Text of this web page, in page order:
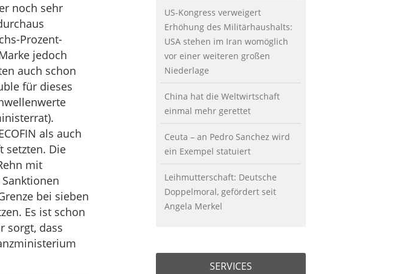
noch sehr
Prozent-
jedoch
auch schon
für dieses
als auch
setzten. Die
mit
bei sieben
Es ist schon
sorgt, dass
US-Kongress verweigert
Erhöhung des Militärhaushalts:
USA stehen im Iran womöglich
vor einer weiteren großen
Niederlage
China hat die Weltwirtschaft
einmal mehr gerettet
Ceuta – an Pedro Sanchez wird
ein Exempel statuiert
Leihmutterschaft: Deutsche
Doppelmoral, gefördert seit
Angela Merkel
SERVICES